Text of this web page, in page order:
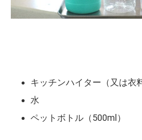
キッチンハイター（又は衣
水
ペットボトル（500ml）